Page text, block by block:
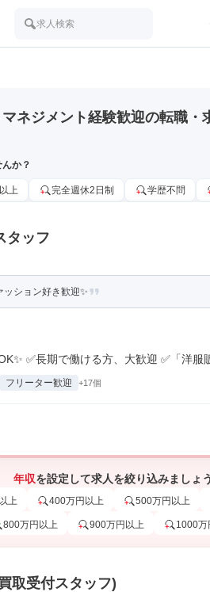
求人検索
ネジメント経験歓迎の転職・
か？
上 完全週休2日制 学歴不問
タッフ
ション好き歓迎✨
✅長期で働ける方、大歓迎 ✅「洋服
フリーター歓迎 +17個
年収を設定して求人を絞り込みましょ
上 400万円以上 500万円以上
800万円以上 900万円以上 1000万
取受付スタッフ)